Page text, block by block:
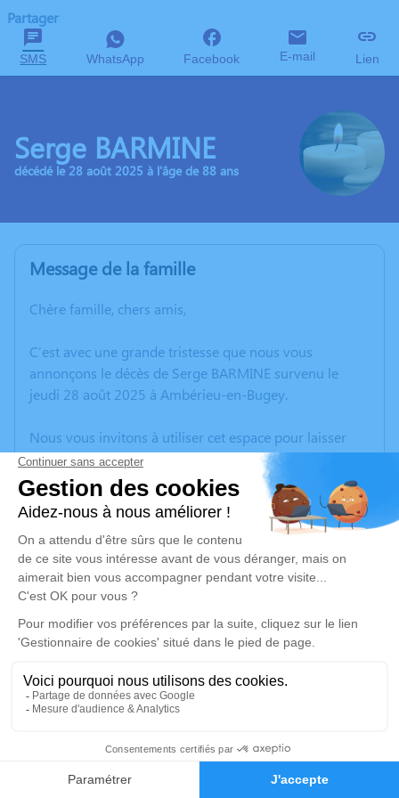
Faire-part Hommages
Partager
SMS WhatsApp Facebook E-mail Lien
Serge BARMINE
décédé le 28 août 2025 à l'âge de 88 ans
Message de la famille
Chère famille, chers amis,
C’est avec une grande tristesse que nous vous
annonçons le décès de Serge BARMINE survenu le
jeudi 28 août 2025 à Ambérieu-en-Bugey.
Nous vous invitons à utiliser cet espace pour laisser
vos condoléances, partager des photos souvenirs, une
anecdote ou exprimer vos pensées à travers des
poèmes ou des textes. Cet endroit est un lieu
d'expression dédié à honorer la mémoire de Serge
BARMINE.
Un service de plantation d’arbre hommage est
disponible ici.
Je rends hommage
Cérémonie civile
Crématorium de Blyes
75 Allée des Noisetiers